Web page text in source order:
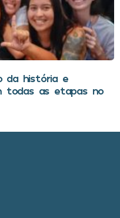
da história e
todas as etapas no